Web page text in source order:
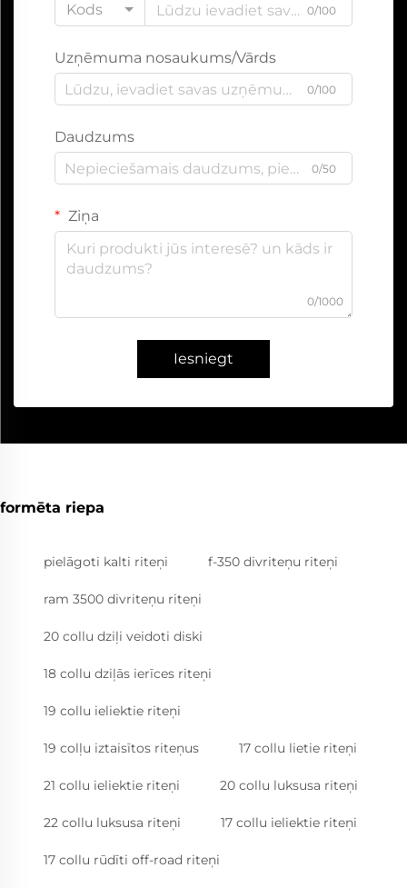
Kods 0/100
Uzņēmuma nosaukums/Vārds
0/100
Daudzums
0/50
Ziņa
0/1000
Iesniegt
formēta riepa
pielāgoti kalti riteņi f-350 divriteņu riteņi
ram 3500 divriteņu riteņi
20 collu dziļi veidoti diski
18 collu dziļās ierīces riteņi
19 collu ieliektie riteņi
19 colļu iztaisītos riteņus 17 collu lietie riteņi
21 collu ieliektie riteņi 20 collu luksusa riteņi
22 collu luksusa riteņi 17 collu ieliektie riteņi
17 collu rūdīti off-road riteņi